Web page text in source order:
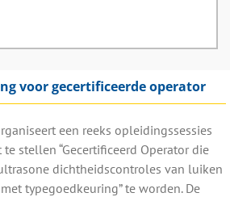
voor gecertificeerde operator
een reeks opleidingssessies
stellen “Gecertificeerd Operator die
dichtheidscontroles van luiken
typegoedkeuring” te worden. De